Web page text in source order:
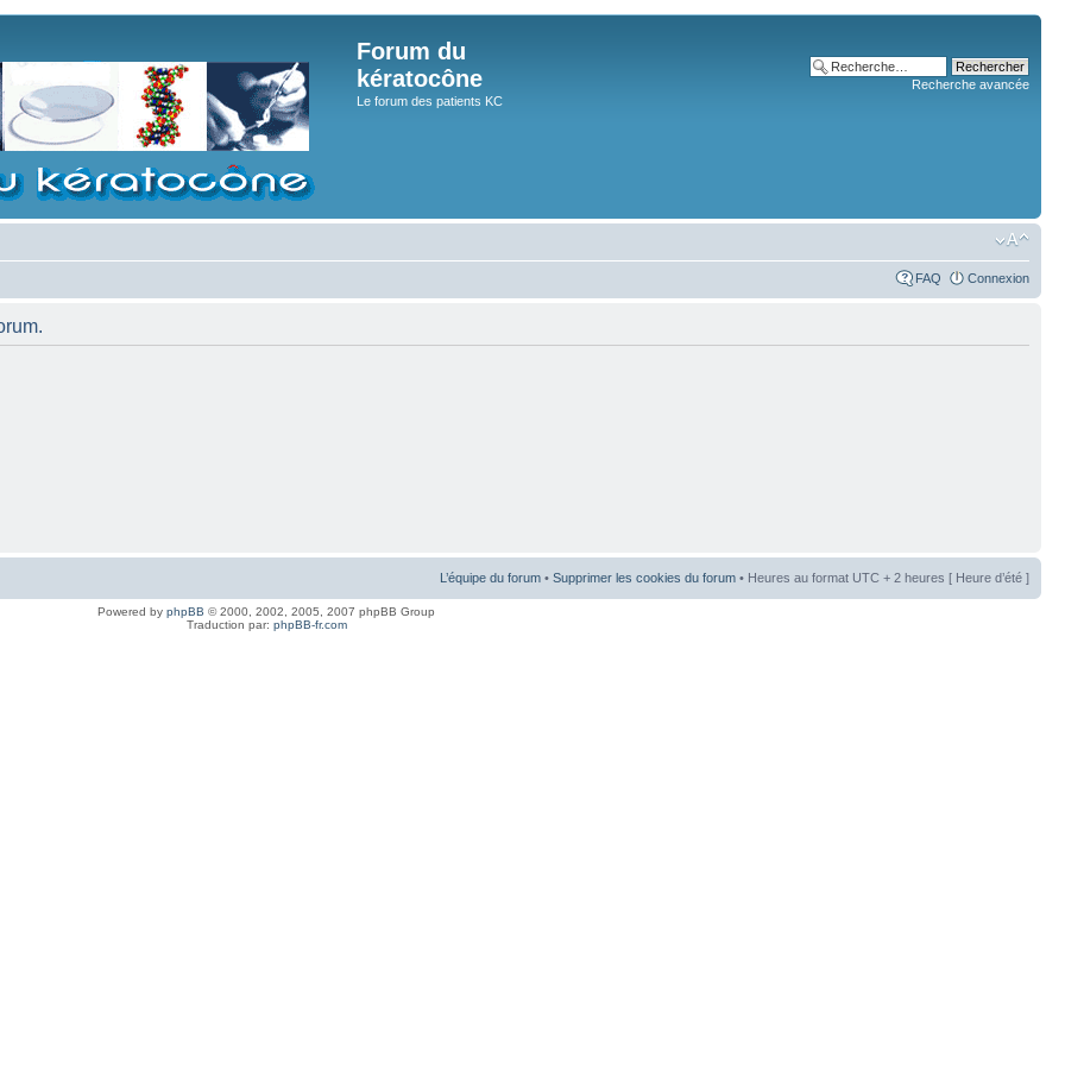
Forum du
kératocône
Le forum des patients KC
Recherche avancée
FAQ Connexion
L’équipe du forum • Supprimer les cookies du forum • Heures au format UTC + 2 heures [ Heure d’été ]
Powered by phpBB © 2000, 2002, 2005, 2007 phpBB Group
Traduction par: phpBB-fr.com